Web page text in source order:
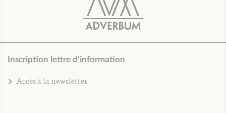
Inscription lettre d'information
Accès à la newsletter